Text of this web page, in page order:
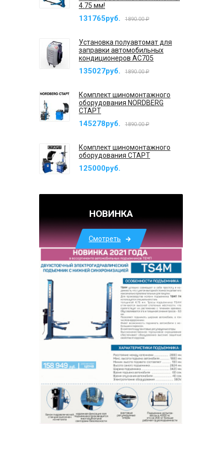
4.75 мм!
131765руб. 1890.00 ₽
Установка полуавтомат для
заправки автомобильных
кондиционеров AC705
135027руб. 1890.00 ₽
Комплект шиномонтажного
оборудования NORDBERG
СТАРТ
145278руб. 1890.00 ₽
Комплект шиномонтажного
оборудования СТАРТ
125000руб.
НОВИНКА
Смотреть